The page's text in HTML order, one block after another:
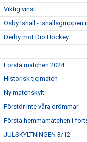
Viktig vinst
Osby Ishall - Ishallsgruppen
Derby mot Diö Hockey
Första matchen 2024
Historisk tjejmatch
Ny matchskylt
Förstör inte våra drömmar
Första hemmamatchen i
JULSKYLTNINGEN 3/12